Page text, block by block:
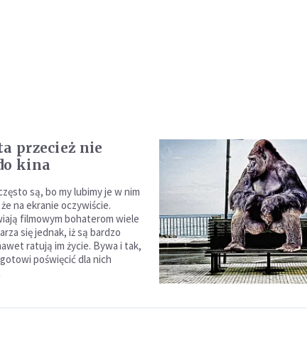
przecież nie
kina
są, bo my lubimy je w nim
na ekranie oczywiście.
filmowym bohaterom wiele
się jednak, iż są bardzo
ratują im życie. Bywa i tak,
poświęcić dla nich